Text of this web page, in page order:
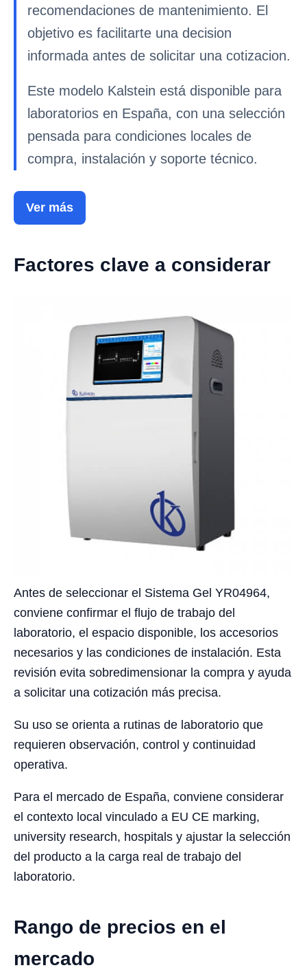
recomendaciones de mantenimiento. El
objetivo es facilitarte una decision
informada antes de solicitar una cotizacion.
Este modelo Kalstein está disponible para
laboratorios en España, con una selección
pensada para condiciones locales de
compra, instalación y soporte técnico.
Ver más
Factores clave a considerar
Antes de seleccionar el Sistema Gel YR04964,
conviene confirmar el flujo de trabajo del
laboratorio, el espacio disponible, los accesorios
necesarios y las condiciones de instalación. Esta
revisión evita sobredimensionar la compra y ayuda
a solicitar una cotización más precisa.
Su uso se orienta a rutinas de laboratorio que
requieren observación, control y continuidad
operativa.
Para el mercado de España, conviene considerar
el contexto local vinculado a EU CE marking,
university research, hospitals y ajustar la selección
del producto a la carga real de trabajo del
laboratorio.
Rango de precios en el
mercado